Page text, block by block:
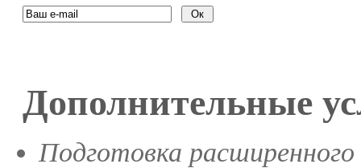
Дополнительные
Подготовка